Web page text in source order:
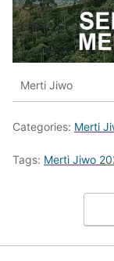
Merti Jiwo
Categories: Merti
Tags: Merti Jiwo